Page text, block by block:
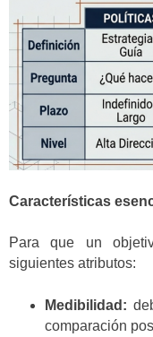
Características
Para que un
siguientes atributos:
Medibilidad:
comparación